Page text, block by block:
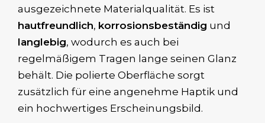
ausgezeichnete Materialqualität. Es ist
hautfreundlich, korrosionsbeständig und
langlebig, wodurch es auch bei
regelmäßigem Tragen lange seinen Glanz
behält. Die polierte Oberfläche sorgt
zusätzlich für eine angenehme Haptik und
ein hochwertiges Erscheinungsbild.